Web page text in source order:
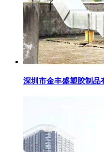
深圳市金丰盛塑胶制品